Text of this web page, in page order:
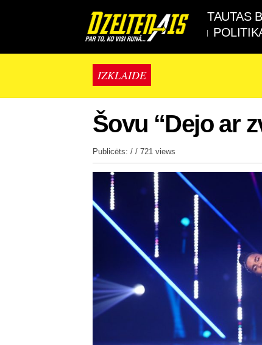
TAUTAS
IZKLAIDE
Šovu “Dejo ar
Publicēts: / / 721 views